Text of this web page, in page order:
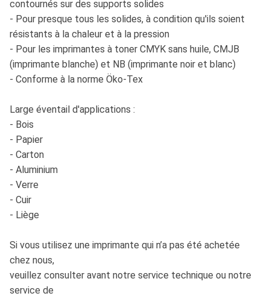
contournés sur des supports solides
- Pour presque tous les solides, à condition qu'ils soient
résistants à la chaleur et à la pression
- Pour les imprimantes à toner CMYK sans huile, CMJB
(imprimante blanche) et NB (imprimante noir et blanc)
- Conforme à la norme Öko-Tex
Large éventail d'applications :
- Bois
- Papier
- Carton
- Aluminium
- Verre
- Cuir
- Liège
Si vous utilisez une imprimante qui n’a pas été achetée
chez nous,
veuillez consulter avant notre service technique ou notre
service de